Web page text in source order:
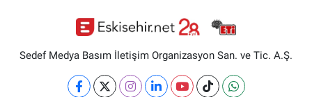
Sedef Medya Basım İletişim Organizasyon San. ve Tic. A.Ş.